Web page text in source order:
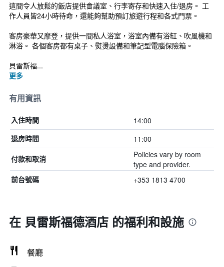
這間令人放鬆的飯店提供會議室、行李寄存和快速入住/退房。 工
作人員皆24小時待命，還能夠幫助預訂旅遊行程和各式門票。
客房豪華又摩登，提供一間私人浴室，浴室內備有浴缸、吹風機和
淋浴。 各個客房都有桌子、熨燙設備和筆記型電腦保險箱。
貝雷斯福...
更多
有用資訊
入住時間 14:00
退房時間 11:00
付款和取消
Policies vary by room
type and provider.
前台號碼 +353 1813 4700
在 貝雷斯福德酒店 的福利和設施
餐廳